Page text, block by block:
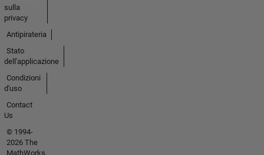
sulla
privacy
Antipirateria
Stato
dell'applicazione
Condizioni
d'uso
Contact
Us
© 1994-
2026 The
MathWorks,